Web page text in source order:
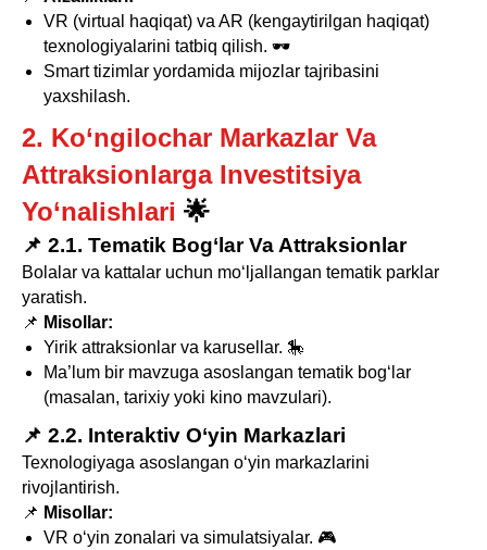
VR (virtual haqiqat) va AR (kengaytirilgan haqiqat)
texnologiyalarini tatbiq qilish. 🕶️
Smart tizimlar yordamida mijozlar tajribasini
yaxshilash.
2. Ko‘ngilochar Markazlar Va
Attraksionlarga Investitsiya
Yo‘nalishlari 🌟
📌 2.1. Tematik Bog‘lar Va Attraksionlar
Bolalar va kattalar uchun mo‘ljallangan tematik parklar
yaratish.
📌 Misollar:
Yirik attraksionlar va karusellar. 🎠
Ma’lum bir mavzuga asoslangan tematik bog‘lar
(masalan, tarixiy yoki kino mavzulari).
📌 2.2. Interaktiv O‘yin Markazlari
Texnologiyaga asoslangan o‘yin markazlarini
rivojlantirish.
📌 Misollar:
VR o‘yin zonalari va simulatsiyalar. 🎮